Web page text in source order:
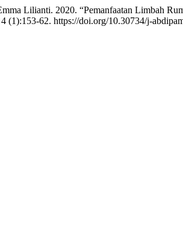
Lilianti. 2020. “Pemanfaatan Limbah
4 (1):153-62. https://doi.org/10.30734/j-